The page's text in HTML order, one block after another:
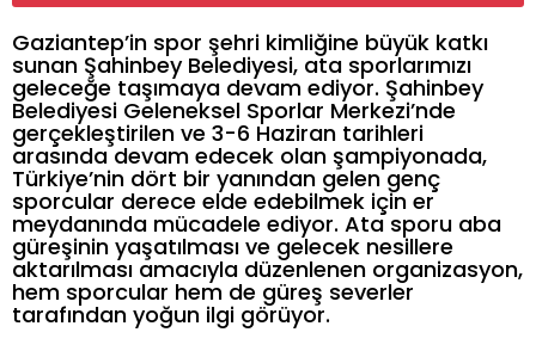
Gaziantep’in spor şehri kimliğine büyük katkı
sunan Şahinbey Belediyesi, ata sporlarımızı
geleceğe taşımaya devam ediyor. Şahinbey
Belediyesi Geleneksel Sporlar Merkezi’nde
gerçekleştirilen ve 3-6 Haziran tarihleri
arasında devam edecek olan şampiyonada,
Türkiye’nin dört bir yanından gelen genç
sporcular derece elde edebilmek için er
meydanında mücadele ediyor. Ata sporu aba
güreşinin yaşatılması ve gelecek nesillere
aktarılması amacıyla düzenlenen organizasyon,
hem sporcular hem de güreş severler
tarafından yoğun ilgi görüyor.